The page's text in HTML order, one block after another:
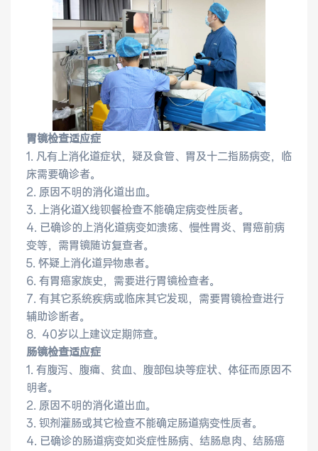
专家坐诊 咨询挂号
门诊就诊指南 特色诊疗
医院布局 医保服务
出/入院服务
意见建议 特殊人群服务
院内新闻
公示公告
通知公告
胃镜检查适应症
1. 凡有上消化道症状，疑及食管、胃及十二指肠病变，临
床需要确诊者。
2. 原因不明的消化道出血。
3. 上消化道X线钡餐检查不能确定病变性质者。
4. 已确诊的上消化道病变如溃疡、慢性胃炎、胃癌前病
变等，需胃镜随访复查者。
5. 怀疑上消化道异物患者。
6. 有胃癌家族史，需要进行胃镜检查者。
7. 有其它系统疾病或临床其它发现，需要胃镜检查进行
辅助诊断者。
8. 40岁以上建议定期筛查。
肠镜检查适应症
1. 有腹泻、腹痛、贫血、腹部包块等症状、体征而原因不
明者。
2. 原因不明的消化道出血。
3. 钡剂灌肠或其它检查不能确定肠道病变性质者。
4. 已确诊的肠道病变如炎症性肠病、结肠息肉、结肠癌